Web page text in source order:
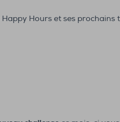
Hours et ses prochains